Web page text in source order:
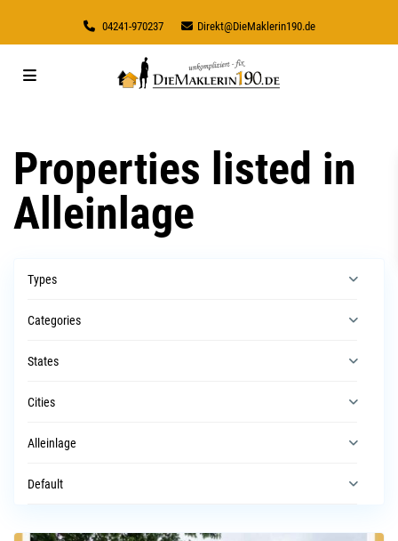
04241-970237 Direkt@DieMaklerin190.de
Properties listed in
Alleinlage
Types
Categories
States
Cities
Alleinlage
Default